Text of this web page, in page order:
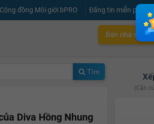
Cộng đồng Môi giới bPRO Đăng tin miễn phí
Bán nhà nhanh
(Căn
Tìm
Diva Hồng Nhung